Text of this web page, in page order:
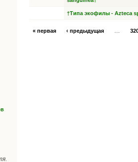
†Типа экофилы - Azteca
« первая ‹ предыдущая …